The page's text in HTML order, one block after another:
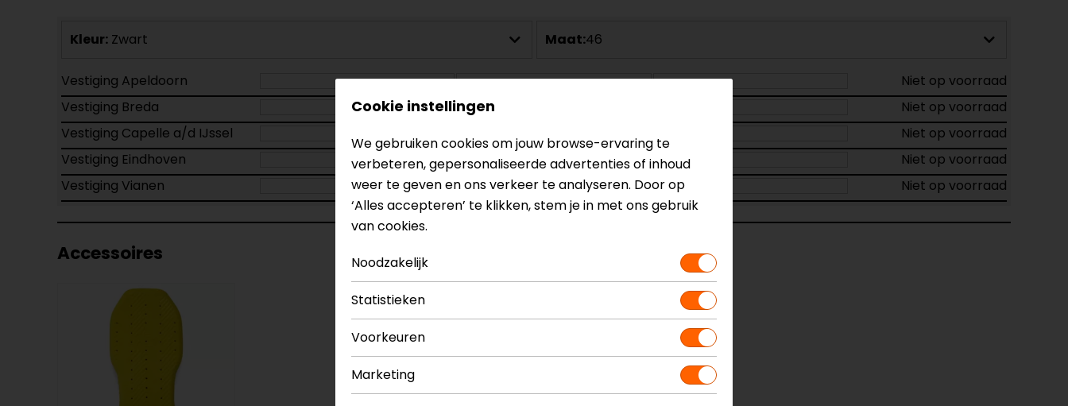
Kleur: Zwart Maat:46
Vestiging Apeldoorn
Niet op voorraad
Vestiging Breda
Niet op voorraad
Vestiging Capelle a/d IJssel
Niet op voorraad
Vestiging Eindhoven
Niet op voorraad
Vestiging Vianen
Niet op voorraad
Accessoires
Cookie instellingen
We gebruiken cookies om jouw browse-ervaring te
verbeteren, gepersonaliseerde advertenties of inhoud
weer te geven en ons verkeer te analyseren. Door op
‘Alles accepteren’ te klikken, stem je in met ons gebruik
van cookies.
Noodzakelijk
Statistieken
Voorkeuren
Marketing